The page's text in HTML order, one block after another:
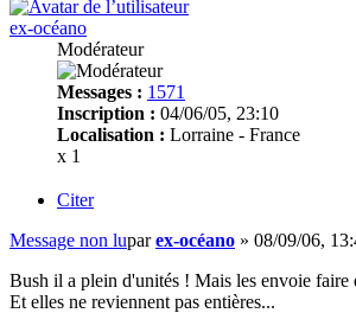
ex-océano
Modérateur
Messages : 1571
Inscription : 04/06/05, 23:10
Localisation : Lorraine - France
x 1
Citer
Message non luparex-océano » 08/09/06,
Bush il a plein d'unités ! Mais les envoie faire
Et elles ne reviennent pas entières...